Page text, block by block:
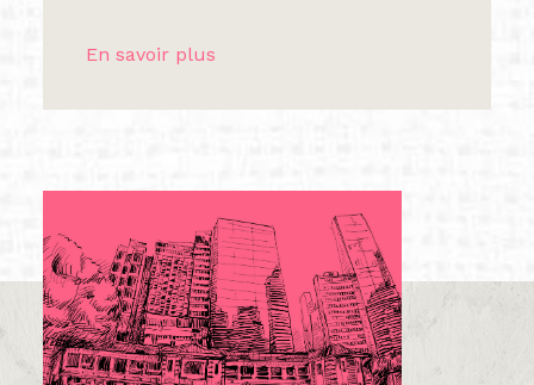
En savoir plus